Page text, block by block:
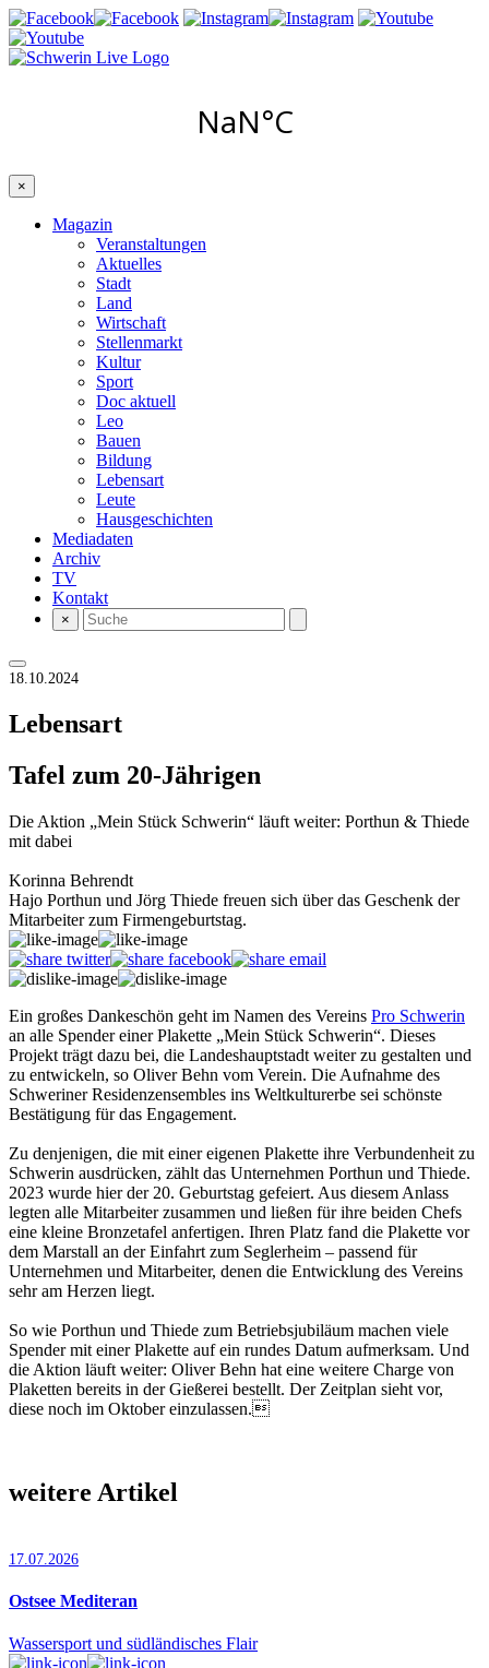
×
Magazin
Veranstaltungen
Aktuelles
Stadt
Land
Wirtschaft
Stellenmarkt
Kultur
Sport
Doc aktuell
Leo
Bauen
Bildung
Lebensart
Leute
Hausgeschichten
Mediadaten
Archiv
TV
Kontakt
×
18.10.2024
Lebensart
Tafel zum 20-Jährigen
Die Aktion „Mein Stück Schwerin“ läuft weiter: Porthun & Thiede
mit dabei
Korinna Behrendt
Hajo Porthun und Jörg Thiede freuen sich über das Geschenk der
Mitarbeiter zum Firmengeburtstag.
Ein großes Dankeschön geht im Namen des Vereins Pro Schwerin
an alle Spender einer Plakette „Mein Stück Schwerin“. Dieses
Projekt trägt dazu bei, die Landeshauptstadt weiter zu gestalten und
zu entwickeln, so Oliver Behn vom Verein. Die Aufnahme des
Schweriner Residenzensembles ins Weltkulturerbe sei schönste
Bestätigung für das Engagement.
Zu denjenigen, die mit einer eigenen Plakette ihre Verbundenheit zu
Schwerin ausdrücken, zählt das Unternehmen Porthun und Thiede.
2023 wurde hier der 20. Geburtstag gefeiert. Aus diesem Anlass
legten alle Mitarbeiter zusammen und ließen für ihre beiden Chefs
eine kleine Bronzetafel anfertigen. Ihren Platz fand die Plakette vor
dem Marstall an der Einfahrt zum Seglerheim – passend für
Unternehmen und Mitarbeiter, denen die Entwicklung des Vereins
sehr am Herzen liegt.
So wie Porthun und Thiede zum Betriebsjubiläum machen viele
Spender mit einer Plakette auf ein rundes Datum aufmerksam. Und
die Aktion läuft weiter: Oliver Behn hat eine weitere Charge von
Plaketten bereits in der Gießerei bestellt. Der Zeitplan sieht vor,
diese noch im Oktober einzulassen.
weitere Artikel
17.07.2026
Ostsee Mediteran
Wassersport und südländisches Flair